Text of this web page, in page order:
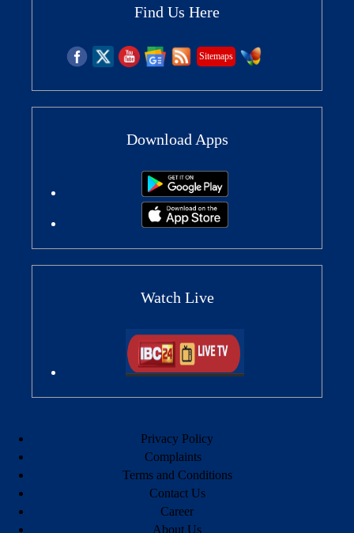
Find Us Here
Sitemaps
Download Apps
Watch Live
Privacy Policy
Complaints
Terms and Conditions
Contact Us
Career
About Us